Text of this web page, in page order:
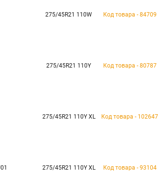
275/45R21 110W Код товара - 84709
275/45R21 110Y Код товара - 80787
275/45R21 110Y XL Код товара - 102647
275/45R21 110Y XL Код товара - 93104